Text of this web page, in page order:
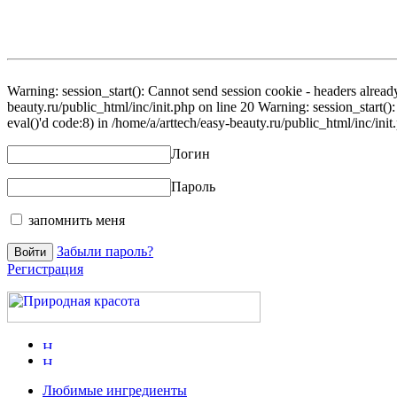
Warning: session_start(): Cannot send session cookie - headers
beauty.ru/public_html/inc/init.php on line 20 Warning:
eval()'d code:8) in /home/a/arttech/easy-beauty.ru/public_html/inc/
Логин
Пароль
запомнить меня
Забыли пароль?
Регистрация
Любимые ингредиенты